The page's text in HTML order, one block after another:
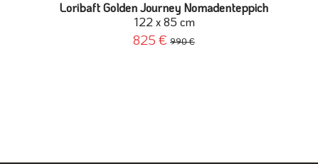
Loribaft Golden Journey Nomadenteppich
122 x 85 cm
825 € 990 €